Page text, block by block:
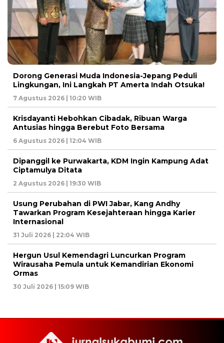
Dorong Generasi Muda Indonesia-Jepang Peduli
Lingkungan, Ini Langkah PT Amerta Indah Otsuka!
7 Agustus 2026 | 10:20 WIB
Krisdayanti Hebohkan Cibadak, Ribuan Warga
Antusias hingga Berebut Foto Bersama
6 Agustus 2026 | 12:04 WIB
Dipanggil ke Purwakarta, KDM Ingin Kampung Adat
Ciptamulya Ditata
2 Agustus 2026 | 19:30 WIB
Usung Perubahan di PWI Jabar, Kang Andhy
Tawarkan Program Kesejahteraan hingga Karier
Internasional
31 Juli 2026 | 22:04 WIB
Hergun Usul Kemendagri Luncurkan Program
Wirausaha Pemula untuk Kemandirian Ekonomi
Ormas
30 Juli 2026 | 15:09 WIB